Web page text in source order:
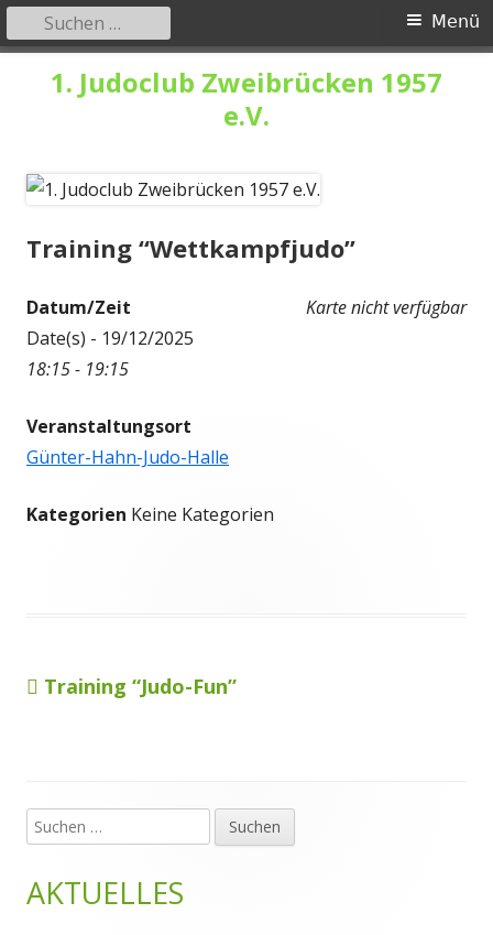
1. Judoclub Zweibrücken 1957
e.V.
Primäres
Menü
Menü
Suchen
nach:
Training “Wettkampfjudo”
Karte nicht verfügbar
Datum/Zeit
Date(s) - 19/12/2025
18:15 - 19:15
Veranstaltungsort
Günter-Hahn-Judo-Halle
Kategorien Keine Kategorien
Beitragsnavigation
Vorheriger
Training “Judo-Fun”
Haupt-
Seitenleiste
Suchen
nach:
AKTUELLES